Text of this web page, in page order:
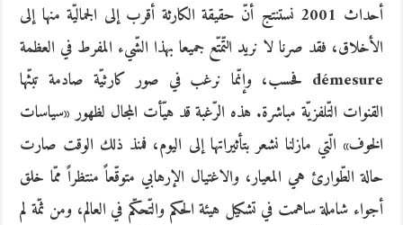
أحداث 2001 نستنتج أنّ حقيقة الكارثة أقرب إلى الجماليّة منها إلى
الأخلاق، فقد صرنا لا نريد التّمتّع جميعا بهذا الشّيء المفرط في العظمة
démesure فحسب، وإنّما نرغب في صور كارثيّة صادمة تبثّها
القنوات التّلفزيّة مباشرة. هذه الرّغبة قد هيّأت المجال لظهور «سياسات
الخوف» الّتي مازلنا نشعر بتأثيراتها إلى اليوم، فمنذ ذلك الوقت صارت
حالة الطّوارئ هي المعيار، والاغتيال الإرهابي متوقّعاً منتظراً ممّا خلق
أجواء شاملة ساهمت في تشكيل هيئة الحكم والتّحكّم في العالم، ومن ثمّة لم